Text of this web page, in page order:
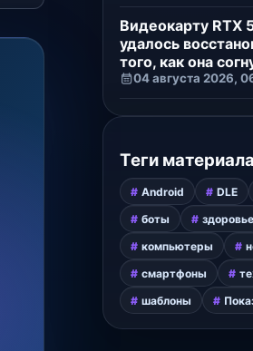
Видеокарту RTX
удалось
того, как она
04 августа 2026,
Теги материала
Android DLE
боты
здоровье
компьютеры
смартфоны
шаблоны